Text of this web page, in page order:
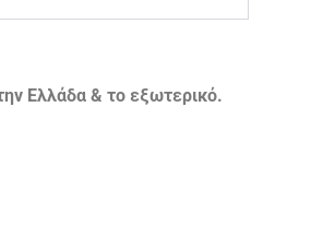
Ελλάδα & το εξωτερικό.